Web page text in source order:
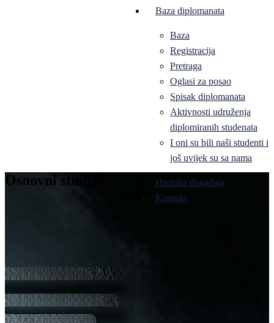
Baza diplomanata
Baza
Registracija
Pretraga
Oglasi za posao
Spisak diplomanata
Aktivnosti udruženja
diplomiranih studenata
I oni su bili naši studenti i
još uvijek su sa nama
Hronika događaja
Kontakt
Osnovni studij